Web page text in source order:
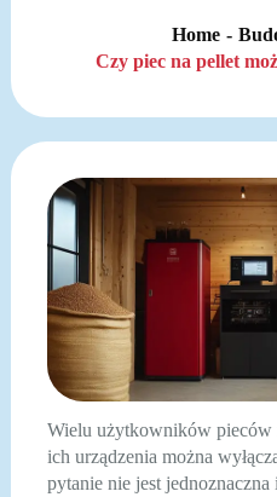
Home
Czy piec na pellet
Wielu użytkowników pieców
ich urządzenia można
pytanie nie jest